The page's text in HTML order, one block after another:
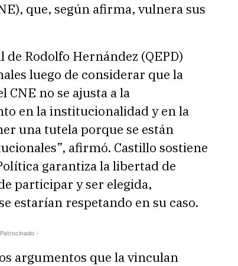
que, según afirma, vulnera sus
Rodolfo Hernández (QEPD)
luego de considerar que la
no se ajusta a la
en la institucionalidad y en la
una tutela porque se están
afirmó. Castillo sostiene
garantiza la libertad de
participar y ser elegida,
estarían respetando en su caso.
-
argumentos que la vinculan